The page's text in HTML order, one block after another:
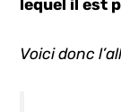
lequel il est
Voici donc